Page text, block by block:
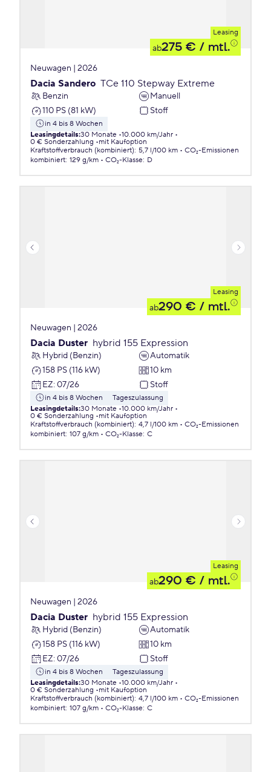
Leasing
ab275 € / mtl.
Neuwagen | 2026
Dacia Sandero TCe 110 Stepway Extreme
Benzin
Manuell
110 PS (81 kW)
Stoff
in 4 bis 8 Wochen
Leasingdetails:30 Monate 10.000 km/Jahr
0 € Sonderzahlung
mit Kaufoption
Kraftstoffverbrauch (kombiniert): 5,7 l/100 km
CO₂-Emissionen
kombiniert: 129 g/km CO₂-Klasse: D
Leasing
ab290 € / mtl.
Neuwagen | 2026
Dacia Duster hybrid 155 Expression
Hybrid (Benzin)
Automatik
158 PS (116 kW)
10 km
EZ: 07/26 Stoff
in 4 bis 8 Wochen
Tageszulassung
Leasingdetails:30 Monate 10.000 km/Jahr
0 € Sonderzahlung
mit Kaufoption
Kraftstoffverbrauch (kombiniert): 4,7 l/100 km
CO₂-Emissionen
kombiniert: 107 g/km CO₂-Klasse: C
Leasing
ab290 € / mtl.
Neuwagen | 2026
Dacia Duster hybrid 155 Expression
Hybrid (Benzin)
Automatik
158 PS (116 kW)
10 km
EZ: 07/26 Stoff
in 4 bis 8 Wochen
Tageszulassung
Leasingdetails:30 Monate 10.000 km/Jahr
0 € Sonderzahlung
mit Kaufoption
Kraftstoffverbrauch (kombiniert): 4,7 l/100 km
CO₂-Emissionen
kombiniert: 107 g/km CO₂-Klasse: C